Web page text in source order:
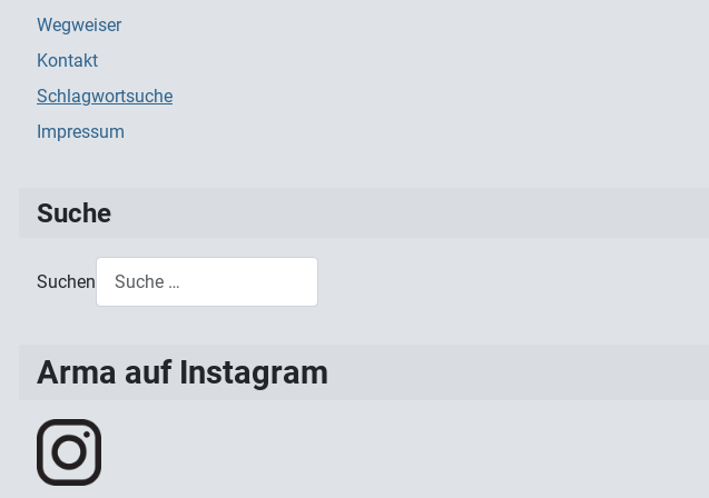
Wegweiser
Kontakt
Schlagwortsuche
Impressum
Suche
Suchen
Arma auf Instagram